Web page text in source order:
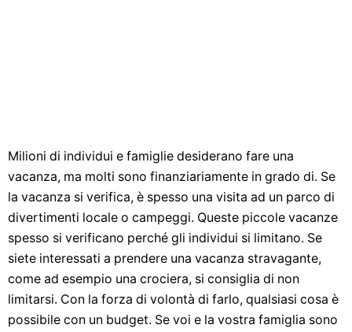
Milioni di individui e famiglie desiderano fare una
vacanza, ma molti sono finanziariamente in grado di. Se
la vacanza si verifica, è spesso una visita ad un parco di
divertimenti locale o campeggi. Queste piccole vacanze
spesso si verificano perché gli individui si limitano. Se
siete interessati a prendere una vacanza stravagante,
come ad esempio una crociera, si consiglia di non
limitarsi. Con la forza di volontà di farlo, qualsiasi cosa è
possibile con un budget. Se voi e la vostra famiglia sono